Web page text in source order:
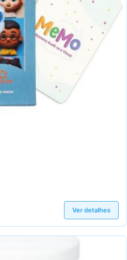
Ver detalhes